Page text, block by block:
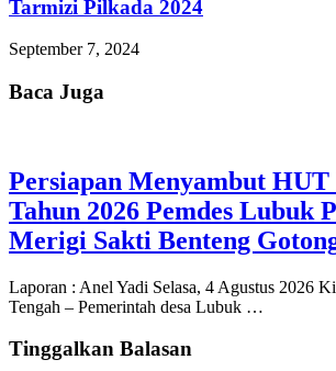
Tarmizi Pilkada 2024
September 7, 2024
Baca Juga
Persiapan Menyambut HUT
Tahun 2026 Pemdes Lubuk
Merigi Sakti Benteng
Laporan : Anel Yadi Selasa, 4 Agustus 2026
Tengah – Pemerintah desa Lubuk …
Tinggalkan Balasan